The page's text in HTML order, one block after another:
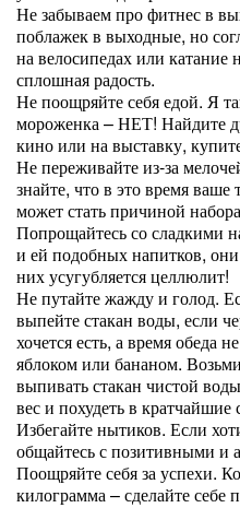
Не забываем про фитнес в
поблажек в выходные, но
на велосипедах или катание
сплошная радость.
Не поощряйте себя едой. Я
мороженка – НЕТ! Найдите
кино или на выставку,
Не переживайте из-за
знайте, что в это время ваше
может стать причиной
Попрощайтесь со сладкими
и ей подобных напитков,
них усугубляется целлюлит!
Не путайте жажду и голод.
выпейте стакан воды, если
хочется есть, а время обеда
яблоком или бананом.
выпивать стакан чистой
вес и похудеть в кратчайшие
Избегайте нытиков. Если
общайтесь с позитивными
Поощряйте себя за успехи.
килограмма – сделайте себе